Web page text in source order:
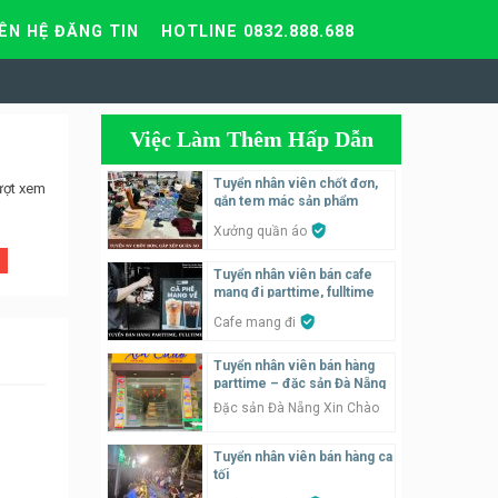
HỆ ĐĂNG TIN HOTLINE 0832.888.688
xem
Việc Làm Thêm Hấp Dẫn
Tuyển nhân viên chốt đơn,
gắn tem mác sản phẩm
Xưởng quần áo
Tuyển nhân viên bán cafe
mang đi parttime, fulltime
Cafe mang đi
Tuyển nhân viên bán hàng
parttime – đặc sản Đà Nẵng
Đặc sản Đà Nẵng Xin Chào
Tuyển nhân viên bán hàng ca
tối